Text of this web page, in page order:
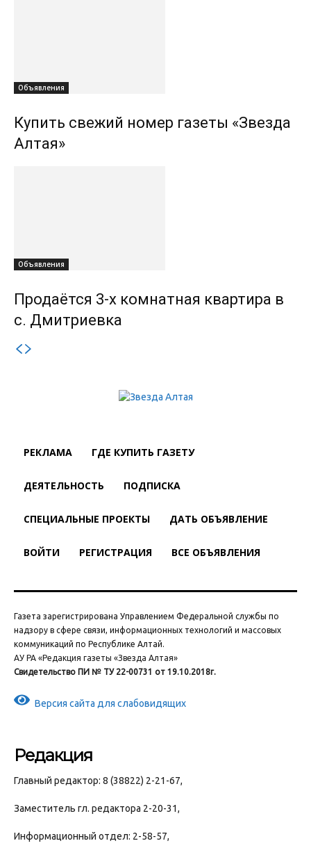
Объявления
Купить свежий номер газеты «Звезда
Алтая»
Объявления
Продаётся 3-х комнатная квартира в
с. Дмитриевка
РЕКЛАМА ГДЕ КУПИТЬ ГАЗЕТУ
ДЕЯТЕЛЬНОСТЬ ПОДПИСКА
СПЕЦИАЛЬНЫЕ ПРОЕКТЫ ДАТЬ ОБЪЯВЛЕНИЕ
ВОЙТИ РЕГИСТРАЦИЯ ВСЕ ОБЪЯВЛЕНИЯ
Газета зарегистрирована Управлением Федеральной службы по
надзору в сфере связи, информационных технологий и массовых
коммуникаций по Республике Алтай.
АУ РА «Редакция газеты «Звезда Алтая»
Свидетельство ПИ № ТУ 22-00731 от 19.10.2018г.
Версия сайта для слабовидящих
Редакция
Главный редактор: 8 (38822) 2-21-67,
Заместитель гл. редактора 2-20-31,
Информационный отдел: 2-58-57,